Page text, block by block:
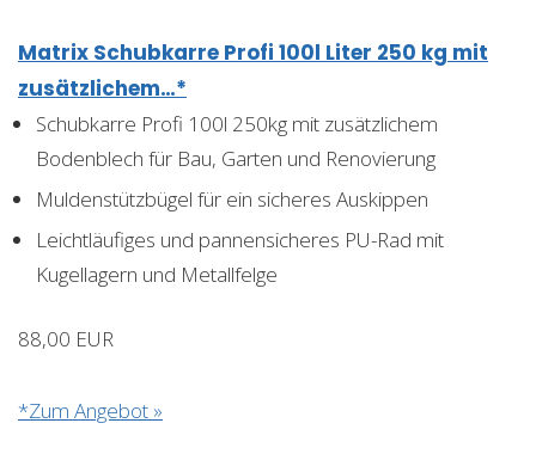
Matrix Schubkarre Profi 100l Liter 250 kg mit
zusätzlichem…*
Schubkarre Profi 100l 250kg mit zusätzlichem
Bodenblech für Bau, Garten und Renovierung
Muldenstützbügel für ein sicheres Auskippen
Leichtläufiges und pannensicheres PU-Rad mit
Kugellagern und Metallfelge
88,00 EUR
*Zum Angebot »